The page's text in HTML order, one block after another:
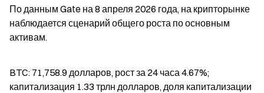
По данным Gate на 8 апреля 2026 года, на крипторынке
наблюдается сценарий общего роста по основным
активам.
BTC: 71,758.9 долларов, рост за 24 часа 4.67%;
капитализация 1.33 трлн долларов, доля капитализации